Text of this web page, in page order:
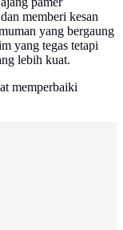
memberi kesan
yang bergaung
yang tegas tetapi
lebih kuat.
memperbaiki